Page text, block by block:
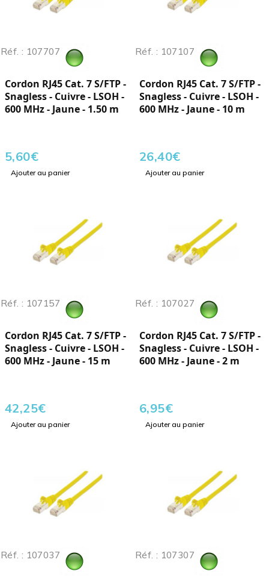
Réf. : 107707
Cordon RJ45 Cat. 7 S/FTP -
Snagless - Cuivre - LSOH -
600 MHz - Jaune - 1.50 m
5,60€
Ajouter au panier
Réf. : 107107
Cordon RJ45 Cat. 7 S/FTP -
Snagless - Cuivre - LSOH -
600 MHz - Jaune - 10 m
26,40€
Ajouter au panier
Réf. : 107157
Cordon RJ45 Cat. 7 S/FTP -
Snagless - Cuivre - LSOH -
600 MHz - Jaune - 15 m
42,25€
Ajouter au panier
Réf. : 107027
Cordon RJ45 Cat. 7 S/FTP -
Snagless - Cuivre - LSOH -
600 MHz - Jaune - 2 m
6,95€
Ajouter au panier
Réf. : 107037 Réf. : 107307